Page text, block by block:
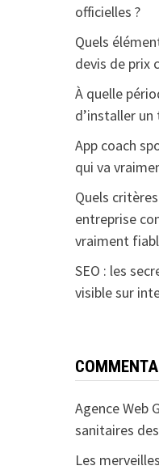
officielles ?
Quels
devis de prix
À quelle
d’installer
App coach
qui va
Quels
entreprise
vraiment
SEO : les
visible sur
Agence Web
sanitaires
Les